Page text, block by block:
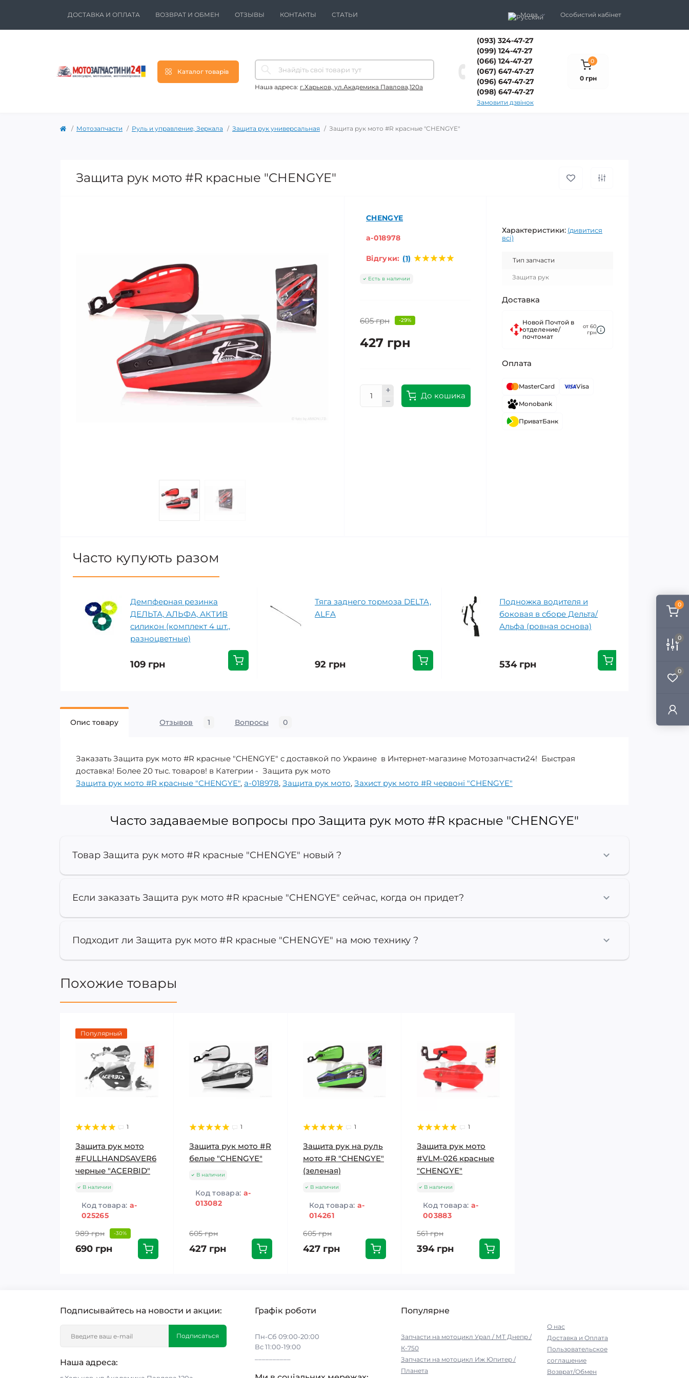
0
0
0
ДОСТАВКА И ОПЛАТА ВОЗВРАТ И ОБМЕН ОТЗЫВЫ КОНТАКТЫ СТАТЬИ Мова Особистий кабінет
Каталог товарів
Наша адреса: г.Харьков, ул.Академика Павлова,120а
(093) 324-47-27
(099) 124-47-27
(066) 124-47-27
(067) 647-47-27
(096) 647-47-27
(098) 647-47-27
Замовити дзвінок
0
0 грн
Мотозапчасти Руль и управление, Зеркала Защита рук универсальная Защита рук мото #R красные "CHENGYE"
Защита рук мото #R красные "CHENGYE"
CHENGYE
a-018978
Відгуки: (1)
Есть в наличии
605 грн -29%
427 грн
До кошика
Характеристики: (дивитися
всі)
Тип запчасти
Защита рук
Доставка
Новой Почтой в
отделение/
почтомат
от 60
грн
Оплата
MasterCard Visa
Monobank
ПриватБанк
Часто купують разом
Демпферная резинка
ДЕЛЬТА, АЛЬФА, АКТИВ
силикон (комплект 4 шт.,
разноцветные)
109 грн
Тяга заднего тормоза DELTA,
ALFA
92 грн
Подножка водителя и
боковая в сборе Дельта/
Альфа (ровная основа)
534 грн
Опис товару Отзывов 1 Вопросы 0
Заказать Защита рук мото #R красные "CHENGYE" с доставкой по Украине в Интернет-магазине Мотозапчасти24! Быстрая
доставка! Более 20 тыс. товаров! в Категрии - Защита рук мото
Защита рук мото #R красные "CHENGYE", a-018978, Защита рук мото, Захист рук мото #R червоні "CHENGYE"
Часто задаваемые вопросы про Защита рук мото #R красные "CHENGYE"
Товар Защита рук мото #R красные "CHENGYE" новый ?
Если заказать Защита рук мото #R красные "CHENGYE" сейчас, когда он придет?
Подходит ли Защита рук мото #R красные "CHENGYE" на мою технику ?
Похожие товары
Популярный
1
Защита рук мото
#FULLHANDSAVER6
черные "ACERBID"
В наличии
Код товара: a-
025265
989 грн
-30%
690 грн
1
Защита рук мото #R
белые "CHENGYE"
В наличии
Код товара: a-
013082
605 грн
427 грн
1
Защита рук на руль
мото #R "CHENGYE"
(зеленая)
В наличии
Код товара: a-
014261
605 грн
427 грн
1
Защита рук мото
#VLM-026 красные
"CHENGYE"
В наличии
Код товара: a-
003883
561 грн
394 грн
Подписывайтесь на новости и акции:
Подписаться
Наша адреса:
Графік роботи
Пн-Сб 09:00-20:00
Вс 11:00-19:00
Популярне
Запчасти на мотоцикл Урал / МТ Днепр /
К-750
Запчасти на мотоцикл Иж Юпитер /
Планета
О нас
Доставка и Оплата
Пользовательское
соглашение
Возврат/Обмен